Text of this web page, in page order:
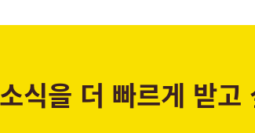
식을 더 빠르게 받고